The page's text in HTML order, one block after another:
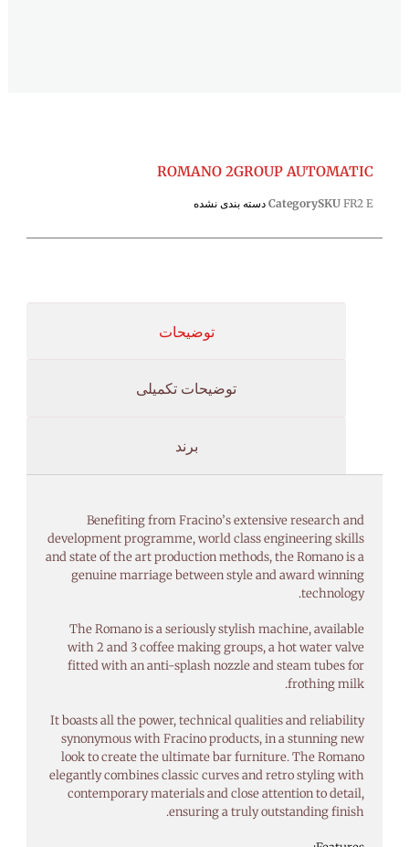
ROMANO 2GROUP AUTOMATIC
SKUFR2 E
Category دسته بندی نشده
توضیحات
توضیحات تکمیلی
برند
Benefiting from Fracino’s extensive research and
development programme, world class engineering skills
and state of the art production methods, the Romano is a
genuine marriage between style and award winning
technology.
The Romano is a seriously stylish machine, available
with 2 and 3 coffee making groups, a hot water valve
fitted with an anti-splash nozzle and steam tubes for
frothing milk.
It boasts all the power, technical qualities and reliability
synonymous with Fracino products, in a stunning new
look to create the ultimate bar furniture. The Romano
elegantly combines classic curves and retro styling with
contemporary materials and close attention to detail,
ensuring a truly outstanding finish.